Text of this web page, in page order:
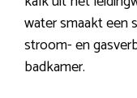
water smaakt een
stroom- en
badkamer.